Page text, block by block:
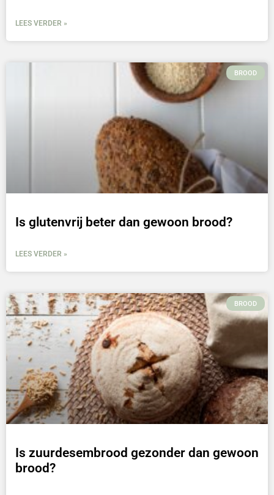
LEES VERDER »
BROOD
Is glutenvrij beter dan gewoon brood?
LEES VERDER »
BROOD
Is zuurdesembrood gezonder dan gewoon
brood?